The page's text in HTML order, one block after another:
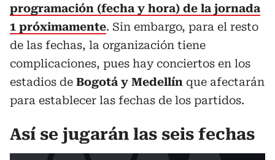
programación (fecha y hora) de la jornada
1 próximamente. Sin embargo, para el resto
de las fechas, la organización tiene
complicaciones, pues hay conciertos en los
estadios de Bogotá y Medellín que afectarán
para establecer las fechas de los partidos.
Así se jugarán las seis fechas